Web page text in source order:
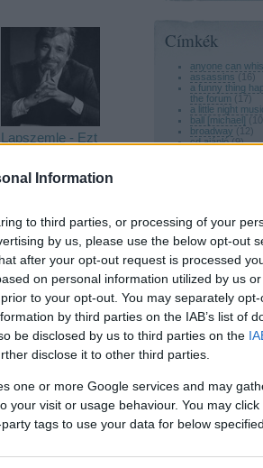
Information
to third parties, or processing of your
by us, please use the below opt-out
after your opt-out request is processed
on personal information utilized by us
to your opt-out. You may separately
by third parties on the IAB’s list of
be disclosed by us to third parties on the
disclose it to other third parties.
one or more Google services and may
your visit or usage behaviour. You may
tags to use your data for below
Lapszemle - Ezt
Vadregény - Into
the Woods-ról
id/5578522
Címkék
anyone can
assassins ( 16 )
a funny thing
the forum ( 17)
a little night
ball [michael] ( 10
broadway ( 12)
cd ajánló (9)
külföldi bemutatók
merrily we roll
pacific overtures
passion
patinkin [mandy]
sondheim
sunday in the
sweeney todd (
vadregény (5 )
Címkefelhő
A
művek